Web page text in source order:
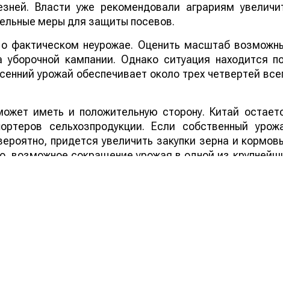
Власти уже рекомендовали аграриям
меры для защиты посевов.
фактическом неурожае. Оценить масштаб
уборочной кампании. Однако ситуация находится
урожай обеспечивает около трех четвертей
иметь и положительную сторону. Китай
сельхозпродукции. Если собственный
придется увеличить закупки зерна и
возможное сокращение урожая в одной из